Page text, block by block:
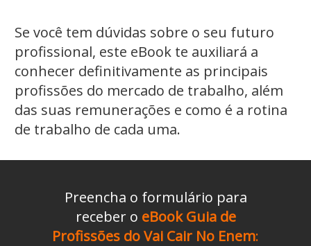
Se você tem dúvidas sobre o seu futuro
profissional, este eBook te auxiliará a
conhecer definitivamente as principais
profissões do mercado de trabalho, além
das suas remunerações e como é a rotina
de trabalho de cada uma.
Preencha o formulário para
receber o eBook Guia de
Profissões do Vai Cair No Enem: